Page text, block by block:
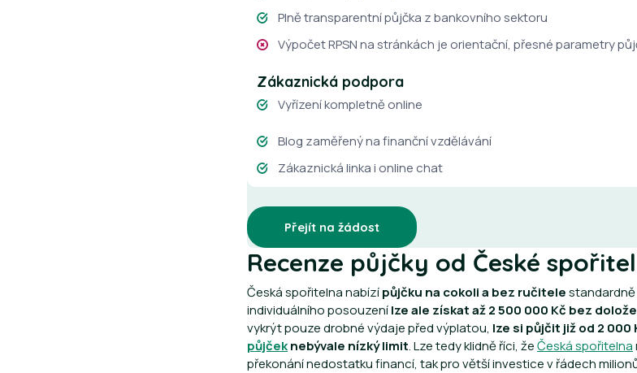
Plně transparentní půjčka z bankovního sektoru
Výpočet RPSN na stránkách je orientační, přesné parametry
Zákaznická podpora
Vyřízení kompletně online
Blog zaměřený na finanční vzdělávání
Zákaznická linka i online chat
Přejít na žádost
Recenze půjčky od České
Česká spořitelna nabízípůjčku na cokoli a bez ručitelestandardně
individuálního posouzenílze ale získat až 2 500 000 Kč bez
vykrýt pouze drobné výdaje před výplatou, lze si půjčit již od 2 000
půjčeknebývale nízký limit. Lze tedy klidně říci, žeČeská spořitelna
překonání nedostatku financí, tak pro větší investice v řádech